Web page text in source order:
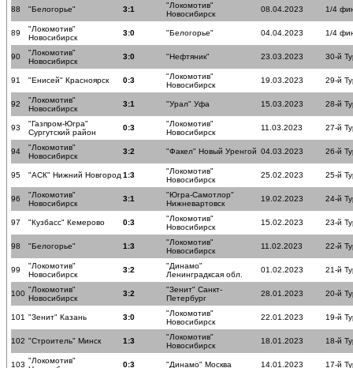
88 "Белогорье" 3:1
"Локомотив"
Новосибирск
08.04.2023 1/4
89
"Локомотив"
Новосибирск
3:0 "Белогорье" 04.04.2023 1/4
90
"Локомотив"
Новосибирск
3:0 "Нефтяник" 23.03.2023 30-й
91 "Енисей" Красноярск 0:3
"Локомотив"
Новосибирск
19.03.2023 29-й
92
"Локомотив"
Новосибирск
3:1 "Урал" Уфа 15.03.2023 28-й
93
"Газпром-Югра"
Сургутский район
0:3
"Локомотив"
Новосибирск
11.03.2023 27-й
94
"Локомотив"
Новосибирск
3:2 "Факел" Новый Уренгой 04.03.2023 26-й
95 "АСК" Нижний Новгород 1:3
"Локомотив"
Новосибирск
25.02.2023 25-й
96
"Локомотив"
Новосибирск
3:1
"Югра-Самотлор"
Нижневартовск
19.02.2023 24-й
97 "Кузбасс" Кемерово 0:3
"Локомотив"
Новосибирск
15.02.2023 23-й
98 "Белогорье" 1:3
"Локомотив"
Новосибирск
11.02.2023 22-й
99
"Локомотив"
Новосибирск
3:2
"Динамо"
Ленинградксая обл.
01.02.2023 21-й
100 "Локомотив"
Новосибирск
3:2
"Зенит" Санкт-
Петербург
28.01.2023 20-й
101 "Зенит" Казань 3:0
"Локомотив"
Новосибирск
22.01.2023 19-й
102 "Строитель" Минск 1:3
"Локомотив"
Новосибирск
18.01.2023 18-й
103 "Локомотив"
0:3 "Динамо" Москва 14.01.2023 17-й